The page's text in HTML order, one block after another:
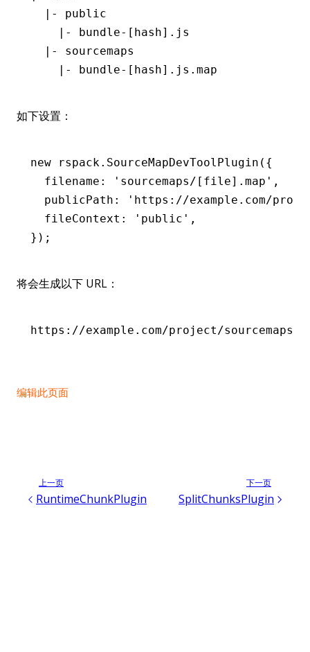
  |- public
    |- bundle-[hash].js
  |- sourcemaps
    |- bundle-[hash].js.map
如下设置：
new rspack .SourceMapDevToolPlugin ({
  filename
: 'sourcemaps/[file].map' ,
  publicPath
:
'https://example.com/
  fileContext
: 'public' ,
});
将会生成以下 URL：
https://example.com/project/sourcemaps/
编辑此页面
上一页
RuntimeChunkPlugin
下一页
SplitChunksPlugin